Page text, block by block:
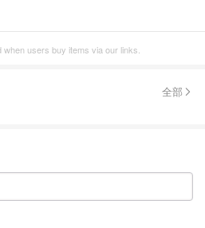
when users buy items via our links.
全部